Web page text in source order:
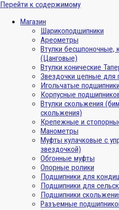
Перейти к содержимому
Магазин
Шарикоподшипники
Ареометры
Втулки бесшпоночные,
(Цанговые)
Втулки конические
Звездочки цепные для
Игольчатые подшипники
Корпусные
Втулки скольжения
скольжения)
Крепежные и
Манометры
Муфты кулачковые с
звездочкой)
Обгонные муфты
Опорные ролики
Подшипники для
Подшипники для
Подшипники
Разъемные